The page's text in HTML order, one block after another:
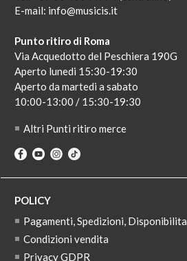
E-mail: info@musicis.it
Punto ritiro di Roma
Via Acquedotto del Peschiera 190G
Aperto lunedi 15:30-19:30
Aperto da martedi a sabato
10:00-13:00 / 15:30-19:30
Altri Punti ritiro merce
POLICY
Pagamenti, Spedizioni, Disponibilita
Condizioni vendita
Privacy GDPR